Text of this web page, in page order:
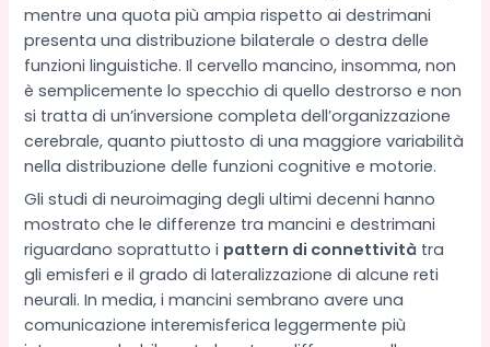
mentre una quota più ampia rispetto ai destrimani
presenta una distribuzione bilaterale o destra delle
funzioni linguistiche. Il cervello mancino, insomma, non
è semplicemente lo specchio di quello destrorso e non
si tratta di un’inversione completa dell’organizzazione
cerebrale, quanto piuttosto di una maggiore variabilità
nella distribuzione delle funzioni cognitive e motorie.
Gli studi di neuroimaging degli ultimi decenni hanno
mostrato che le differenze tra mancini e destrimani
riguardano soprattutto i pattern di connettività tra
gli emisferi e il grado di lateralizzazione di alcune reti
neurali. In media, i mancini sembrano avere una
comunicazione interemisferica leggermente più